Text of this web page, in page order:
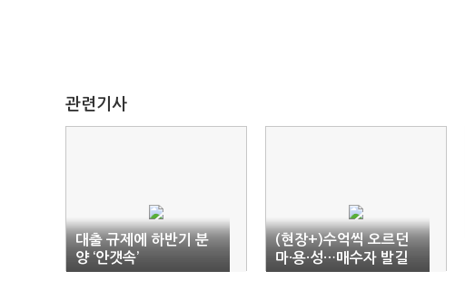
관련기사
대출 규제에 하반기 분
양 ‘안갯속’
(현장+)수억씩 오르던
마·용·성…매수자 발길
끊겼다